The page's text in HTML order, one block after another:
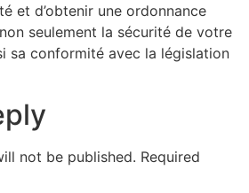
et d’obtenir une ordonnance
seulement la sécurité de votre
sa conformité avec la législation
not be published. Required